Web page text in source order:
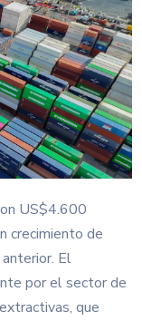
US$4.600
crecimiento de
El
por el sector de
que